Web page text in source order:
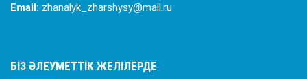
Email: zhanalyk_zharshysy@mail.ru
БІЗ ӘЛЕУМЕТТІК ЖЕЛІЛЕРДЕ